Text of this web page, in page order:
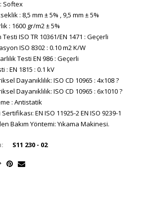
Softex
: 8,5 mm ± 5% , 9,5 mm ± 5%
: 1600 gr/m2 ± 5%
ISO TR 10361/EN 1471 : Geçerli
ISO 8302 : 0.10 m2 K/W
Testi EN 986 : Geçerli
: EN 1815 : 0.1 kV
Dayanıklılık: ISO CD 10965 : 4x108 ?
Dayanıklılık: ISO CD 10965 : 6x1010 ?
: Antistatik
EN ISO 11925-2 EN ISO 9239-1
Bakım Yöntemi: Yıkama Makinesi.
S11 230 - 02